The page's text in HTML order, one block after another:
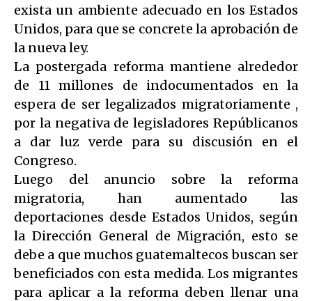
exista un ambiente adecuado en los Estados
Unidos, para que se concrete la aprobación de
la nueva ley.
La postergada reforma mantiene alrededor
de 11 millones de indocumentados en la
espera de ser legalizados migratoriamente ,
por la negativa de legisladores Repúblicanos
a dar luz verde para su discusión en el
Congreso.
Luego del anuncio sobre la reforma
migratoria, han aumentado las
deportaciones desde Estados Unidos, según
la Dirección General de Migración, esto se
debe a que muchos guatemaltecos buscan ser
beneficiados con esta medida. Los migrantes
para aplicar a la reforma deben llenar una